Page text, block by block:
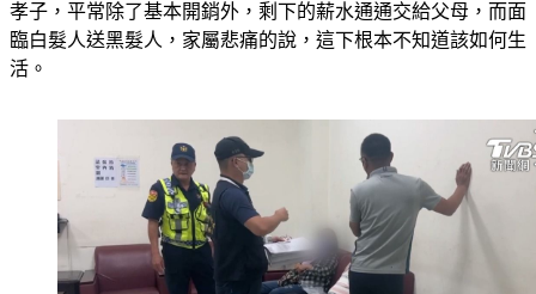
孝子，平常除了基本開銷外，剩下的薪水通通交給父母，而面
臨白髮人送黑髮人，家屬悲痛的說，這下根本不知道該如何生
活。